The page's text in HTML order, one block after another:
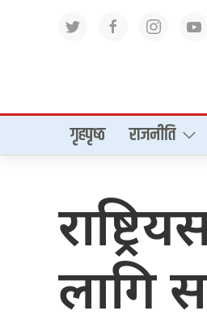
गृहपृष्‍ठ राजनीति
लागि